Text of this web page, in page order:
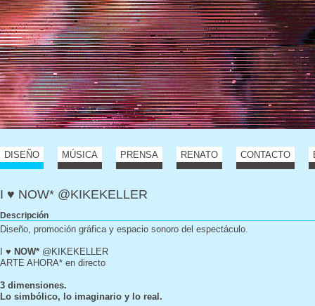
DISEÑO MÚSICA PRENSA RENATO CONTACTO
I ♥ NOW* @KIKEKELLER
Descripción
Diseño, promoción gráfica y espacio sonoro del espectáculo.
I ♥ NOW* @KIKEKELLER
ARTE AHORA* en directo
3 dimensiones.
Lo simbólico, lo imaginario y lo real.